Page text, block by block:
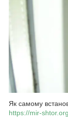
Як самому
https://mir-